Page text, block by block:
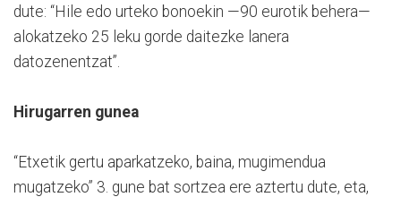
dute: “Hile edo urteko bonoekin —90 eurotik behera—
alokatzeko 25 leku gorde daitezke lanera
datozenentzat”.
Hirugarren gunea
“Etxetik gertu aparkatzeko, baina, mugimendua
mugatzeko” 3. gune bat sortzea ere aztertu dute, eta,